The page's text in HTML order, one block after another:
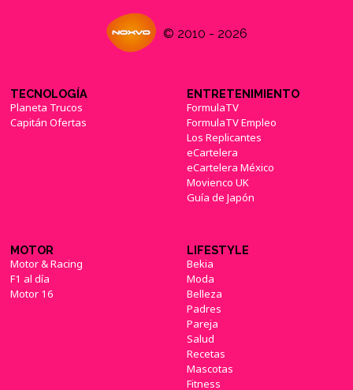
© 2010 - 2026
TECNOLOGÍA
Planeta Trucos
Capitán Ofertas
ENTRETENIMIENTO
FormulaTV
FormulaTV Empleo
Los Replicantes
eCartelera
eCartelera México
Movienco UK
Guía de Japón
MOTOR
Motor & Racing
F1 al día
Motor 16
LIFESTYLE
Bekia
Moda
Belleza
Padres
Pareja
Salud
Recetas
Mascotas
Fitness